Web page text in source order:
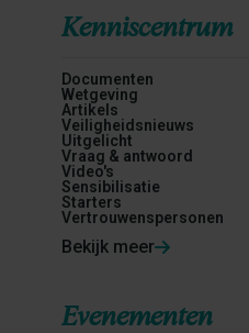
Kenniscentrum
Documenten
Wetgeving
Artikels
Veiligheidsnieuws
Uitgelicht
Vraag & antwoord
Video's
Sensibilisatie
Starters
Vertrouwenspersonen
Bekijk meer
Evenementen